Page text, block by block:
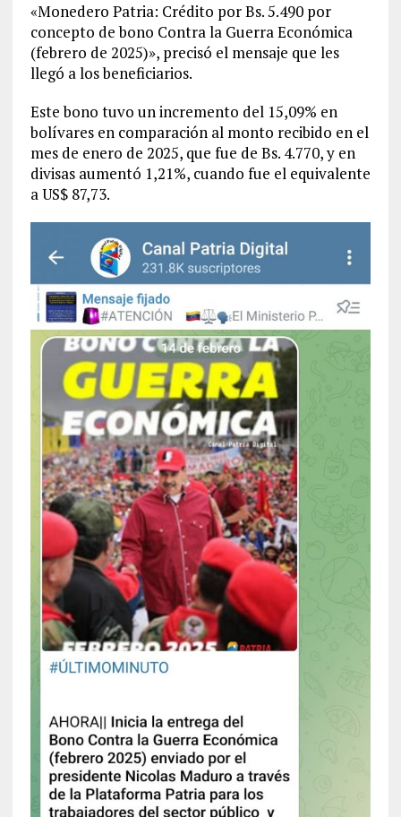
«Monedero Patria: Crédito por Bs. 5.490 por
concepto de bono Contra la Guerra Económica
(febrero de 2025)», precisó el mensaje que les
llegó a los beneficiarios.
Este bono tuvo un incremento del 15,09% en
bolívares en comparación al monto recibido en el
mes de enero de 2025, que fue de Bs. 4.770, y en
divisas aumentó 1,21%, cuando fue el equivalente
a US$ 87,73.